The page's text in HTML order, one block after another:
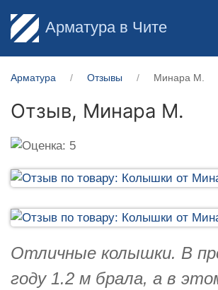
Арматура в Чите
Арматура Отзывы Минара М.
Отзыв, Минара М.
Отличные колышки. В
году 1.2 м брала, а в